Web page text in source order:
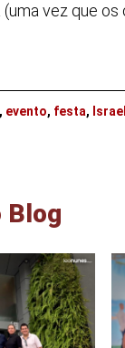
(uma vez que
, evento, festa,
Blog